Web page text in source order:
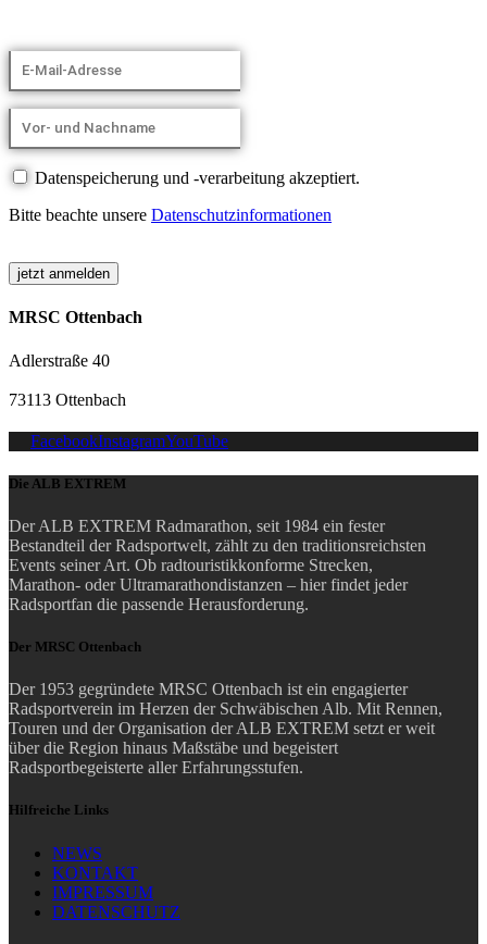
Datenspeicherung und -verarbeitung akzeptiert.
Bitte beachte unsere Datenschutzinformationen
MRSC Ottenbach
Adlerstraße 40
73113 Ottenbach
FacebookInstagramYouTube
Die ALB EXTREM
Der ALB EXTREM Radmarathon, seit 1984 ein fester
Bestandteil der Radsportwelt, zählt zu den traditionsreichsten
Events seiner Art. Ob radtouristikkonforme Strecken,
Marathon- oder Ultramarathondistanzen – hier findet jeder
Radsportfan die passende Herausforderung.
Der MRSC Ottenbach
Der 1953 gegründete MRSC Ottenbach ist ein engagierter
Radsportverein im Herzen der Schwäbischen Alb. Mit Rennen,
Touren und der Organisation der ALB EXTREM setzt er weit
über die Region hinaus Maßstäbe und begeistert
Radsportbegeisterte aller Erfahrungsstufen.
Hilfreiche Links
NEWS
KONTAKT
IMPRESSUM
DATENSCHUTZ